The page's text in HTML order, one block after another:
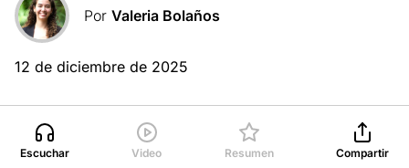
Por Valeria Bolaños
12 de diciembre de 2025
Escuchar Video Resumen Compartir